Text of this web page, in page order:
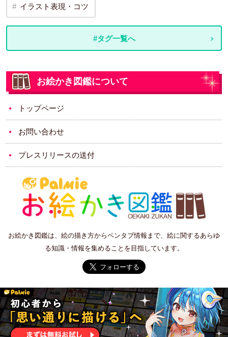
イラスト表現・コツ
#タグ一覧へ
お絵かき図鑑について
トップページ
お問い合わせ
プレスリリースの送付
お絵かき図鑑は、絵の描き方からペンタブ情報まで、絵に関するあらゆ
る知識・情報を集めることを目指しています。